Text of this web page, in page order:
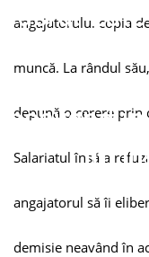
lucru.
copia
neavând
lui
angajatorului copia
muncă. La rândul
depună o cerere prin
Salariatul însă a
angajatorul să îi
demisie neavând în